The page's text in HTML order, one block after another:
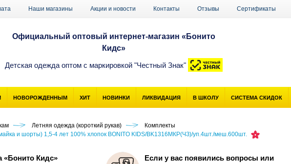
Наши магазины Акции и новости Контакты Отзывы Сертификаты
Официальный оптовый интернет-магазин «Бонито
Кидс»
Детская одежда оптом с маркировкой "Честный Знак"
НОВОРОЖДЕННЫМ ХИТ НОВИНКИ ЛИКВИДАЦИЯ В ШКОЛУ СИСТЕМА СКИДОК
Летняя одежда (короткий рукав)
Комплекты
и шорты) 1,5-4 лет 100% хлопок BONITO KIDS/BK1316MКР(ЧЗ)/уп.4шт./меш.600шт.
«Бонито Кидс»
Если у вас появились вопросы или